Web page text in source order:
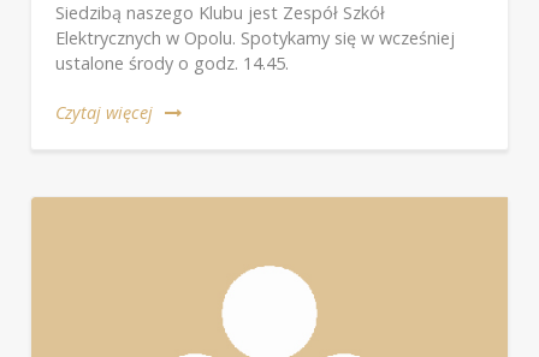
Siedzibą naszego Klubu jest Zespół Szkół
Elektrycznych w Opolu. Spotykamy się w wcześniej
ustalone środy o godz. 14.45.
Czytaj więcej